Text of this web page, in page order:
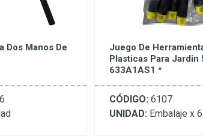
Dos Manos De
Juego De
Plasticas Para Jardin
633A1AS1 *
CÓDIGO: 6107
UNIDAD: Embalaje x 6